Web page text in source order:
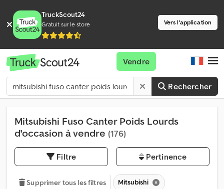
TruckScout24
Gratuit sur le store Vers l'application
Rechercher
Vendre
Mitsubishi Fuso Canter Poids Lourds
d'occasion à vendre (176)
Filtre Pertinence
Supprimer tous les filtres Mitsubishi